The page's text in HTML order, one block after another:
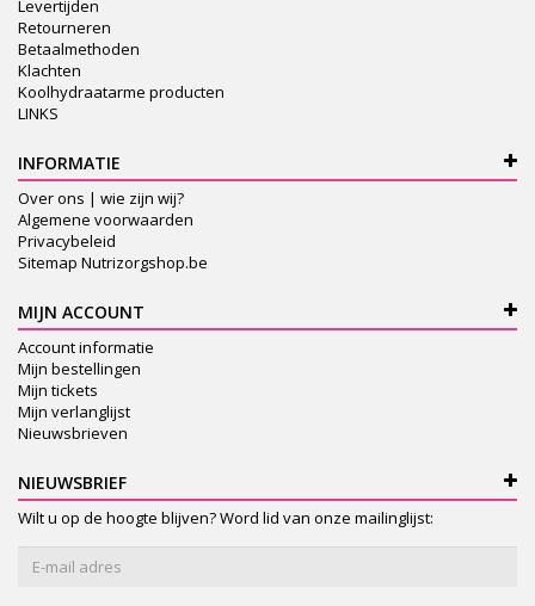
Levertijden
Retourneren
Betaalmethoden
Klachten
Koolhydraatarme producten
LINKS
INFORMATIE
Over ons | wie zijn wij?
Algemene voorwaarden
Privacybeleid
Sitemap Nutrizorgshop.be
MIJN ACCOUNT
Account informatie
Mijn bestellingen
Mijn tickets
Mijn verlanglijst
Nieuwsbrieven
NIEUWSBRIEF
Wilt u op de hoogte blijven? Word lid van onze mailinglijst: